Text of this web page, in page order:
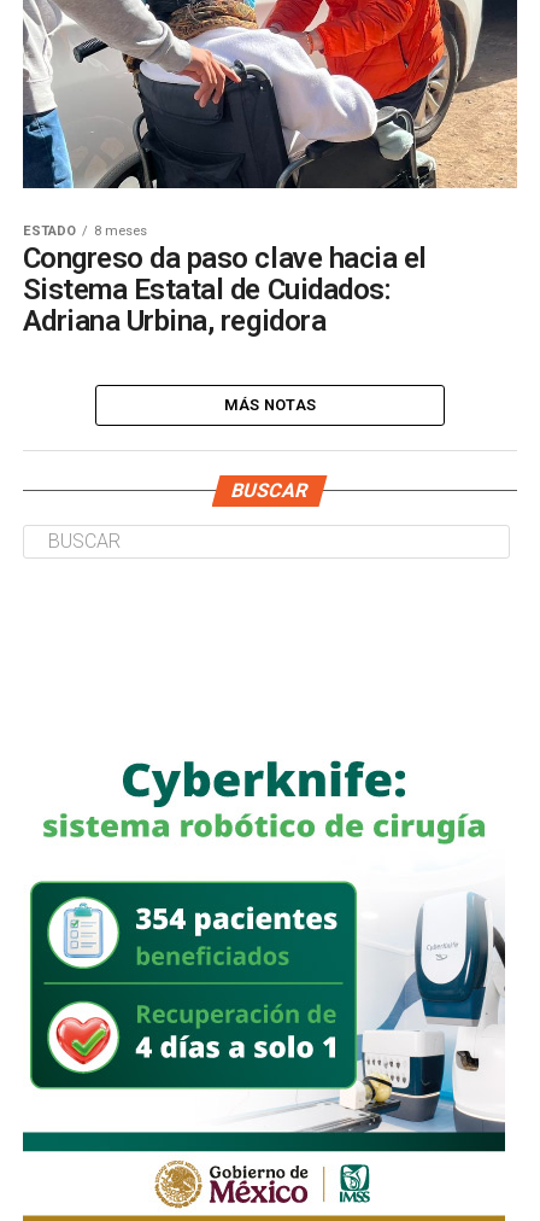
ESTADO 8 meses
Congreso da paso clave hacia el
Sistema Estatal de Cuidados:
Adriana Urbina, regidora
MÁS NOTAS
BUSCAR